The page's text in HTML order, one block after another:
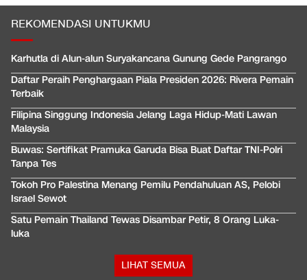
REKOMENDASI UNTUKMU
Karhutla di Alun-alun Suryakancana Gunung Gede Pangrango
Daftar Peraih Penghargaan Piala Presiden 2026: Rivera Pemain
Terbaik
Filipina Singgung Indonesia Jelang Laga Hidup-Mati Lawan
Malaysia
Buwas: Sertifikat Pramuka Garuda Bisa Buat Daftar TNI-Polri
Tanpa Tes
Tokoh Pro Palestina Menang Pemilu Pendahuluan AS, Pelobi
Israel Sewot
Satu Pemain Thailand Tewas Disambar Petir, 8 Orang Luka-
luka
LIHAT SEMUA